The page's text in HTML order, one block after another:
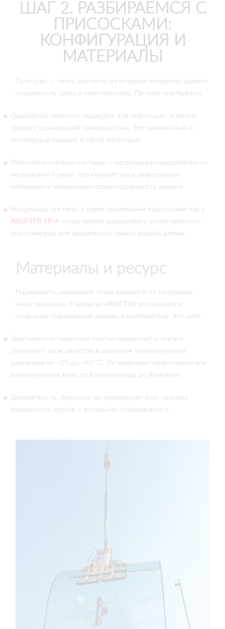
ШАГ 2. РАЗБИРАЕМСЯ С
ПРИСОСКАМИ:
КОНФИГУРАЦИЯ И
МАТЕРИАЛЫ
Присоски — точка контакта, от которой напрямую зависит
сохранность груза и темп монтажа. По типу они бывают:
Одинарные присоски подходят для небольших и легких
грузов с однородной поверхностью. Это компактный и
популярный вариант в своей категории.
Многоприсосочные системы — нагрузка распределяется по
нескольким точкам, что снижает риск деформации
материала и увеличивает грузоподъемность захвата.
Модульные системы с переставляемыми присосками как у
ARLIFTER SP‑4, когда можно варьировать схему присосок
под стеновую или кровельную панель разной длины.
Материалы и ресурс
Надежность удержания груза зависит и от материала
чаши присоски. В захватах ARLIFTER используется
сочетание специальной резины и полиуретана. Это даёт:
Эластичность: присоски плотно прилегают к грузу и
сохраняют свои свойства в широком температурном
диапазоне от –25 до +50 °С. Он закрывает практически все
климатические зоны от Калининграда до Камчатки.
Деликатность: присоски не травмируют и не пачкают
поверхность грузов, с которыми соприкасаются.